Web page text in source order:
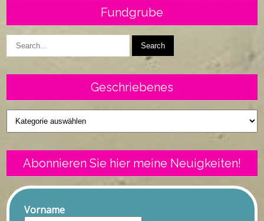
Fundgrube
Geschriebenes
Geschriebenes
Abonnieren Sie hier meine Neuigkeiten!
Vorname